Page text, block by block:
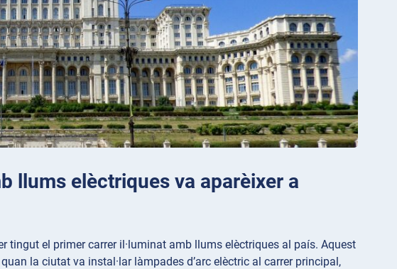
llums elèctriques va aparèixer a
tingut el primer carrer il·luminat amb llums elèctriques al país. Aquest
la ciutat va instal·lar làmpades d’arc elèctric al carrer principal,